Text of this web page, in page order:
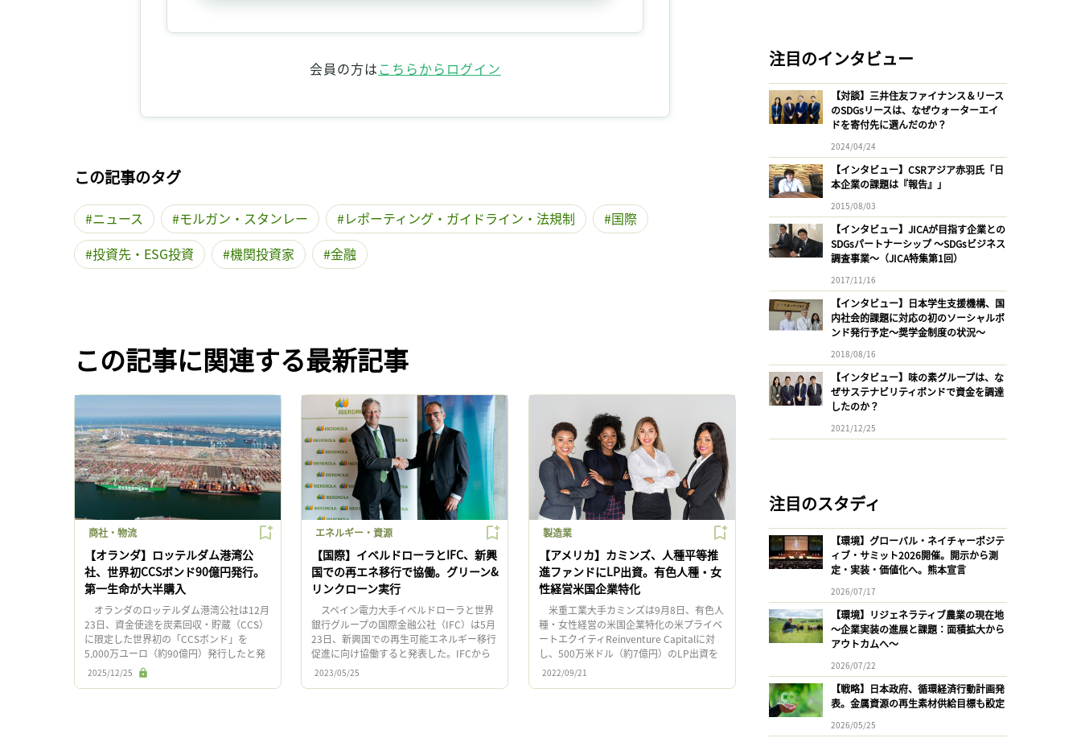
会員の方はこちらからログイン
この記事のタグ
ニュース モルガン・スタンレー レポーティング・ガイドライン・法規制
国際
投資先・ESG投資
機関投資家 金融
この記事に関連する最新記事
商社・物流
【オランダ】ロッテルダム港湾公
社、世界初CCSボンド90億円発行。
第一生命が大半購入
オランダのロッテルダム港湾公社は12月
23日、資金使途を炭素回収・貯蔵（CCS）
に限定した世界初の「CCSボンド」を
5,000万ユーロ（約90億円）発行したと発
表した。 今回のスキームの構築では、
ここから先は登録ユ […]
2025/12/25
エネルギー・資源
【国際】イベルドローラとIFC、新興
国での再エネ移行で協働。グリーン&
リンクローン実行
スペイン電力大手イベルドローラと世界
銀行グループの国際金融公社（IFC）は5月
23日、新興国での再生可能エネルギー移行
促進に向け協働すると発表した。IFCから
イベルドローラへのグリーンファイナンス
を通じ、ブラジル、ポー […]
2023/05/25
製造業
【アメリカ】カミンズ、人種平等推
進ファンドにLP出資。有色人種・女
性経営米国企業特化
米重工業大手カミンズは9月8日、有色人
種・女性経営の米国企業特化の米プライベ
ートエクイティReinventure Capitalに対
し、500万米ドル（約7億円）のLP出資を
行うと発表した。 Reinventure […]
2022/09/21
注目のインタビュー
【対談】三井住友ファイナンス＆リース
のSDGsリースは、なぜウォーターエイ
ドを寄付先に選んだのか？
2024/04/24
【インタビュー】CSRアジア赤羽氏「日
本企業の課題は『報告』」
2015/08/03
【インタビュー】JICAが目指す企業との
SDGsパートナーシップ 〜SDGsビジネス
調査事業〜（JICA特集第1回）
2017/11/16
【インタビュー】日本学生支援機構、国
内社会的課題に対応の初のソーシャルボ
ンド発行予定〜奨学金制度の状況〜
2018/08/16
【インタビュー】味の素グループは、な
ぜサステナビリティボンドで資金を調達
したのか？
2021/12/25
注目のスタディ
【環境】グローバル・ネイチャーポジテ
ィブ・サミット2026開催。開示から測
定・実装・価値化へ。熊本宣言
2026/07/17
【環境】リジェネラティブ農業の現在地
〜企業実装の進展と課題：面積拡大から
アウトカムへ〜
2026/07/22
【戦略】日本政府、循環経済行動計画発
表。金属資源の再生素材供給目標も設定
2026/05/25
ログイン 会員登録